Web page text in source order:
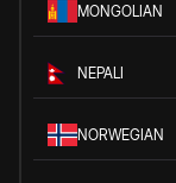
MONGOLIAN
NEPALI
NORWEGIAN